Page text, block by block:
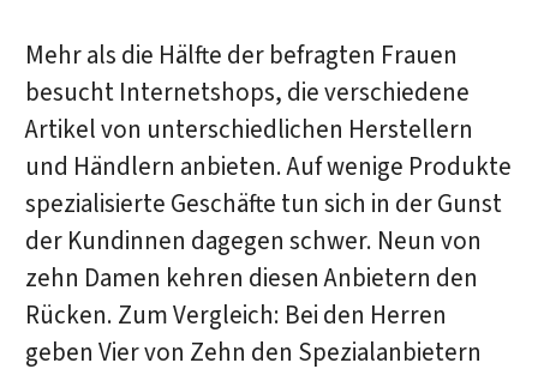
Mehr als die Hälfte der befragten Frauen
besucht Internetshops, die verschiedene
Artikel von unterschiedlichen Herstellern
und Händlern anbieten. Auf wenige Produkte
spezialisierte Geschäfte tun sich in der Gunst
der Kundinnen dagegen schwer. Neun von
zehn Damen kehren diesen Anbietern den
Rücken. Zum Vergleich: Bei den Herren
geben Vier von Zehn den Spezialanbietern